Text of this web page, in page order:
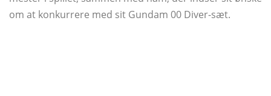
om at konkurrere med sit Gundam 00 Diver-sæt.